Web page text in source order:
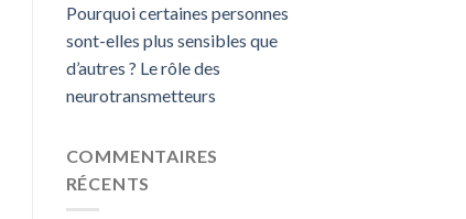
Pourquoi certaines personnes
sont-elles plus sensibles que
d’autres ? Le rôle des
neurotransmetteurs
COMMENTAIRES
RÉCENTS